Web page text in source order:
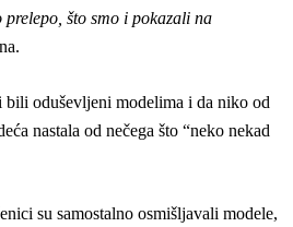
prelepo, što smo i pokazali na
oduševljeni modelima i da niko od
nastala od nečega što “neko nekad
su samostalno osmišljavali modele,